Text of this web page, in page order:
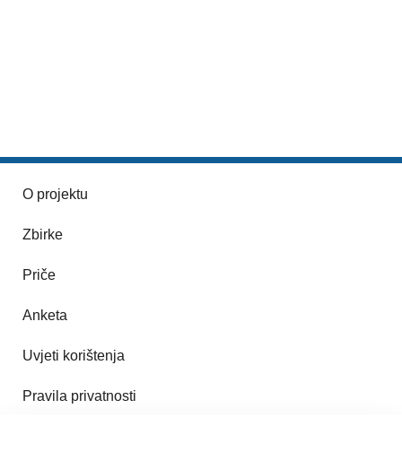
O projektu
Zbirke
Priče
Anketa
Uvjeti korištenja
Pravila privatnosti